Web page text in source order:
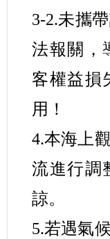
3-2.未攜
法報關，
客權益損
用！
4.本海上
流進行調
諒。
5.若遇氣